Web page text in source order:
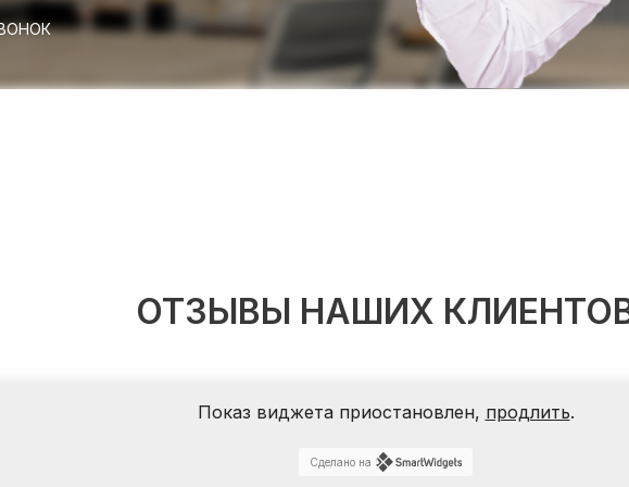
ОТЗЫВЫ НАШИХ
Показ виджета приостановлен, продлить.
Сделано на